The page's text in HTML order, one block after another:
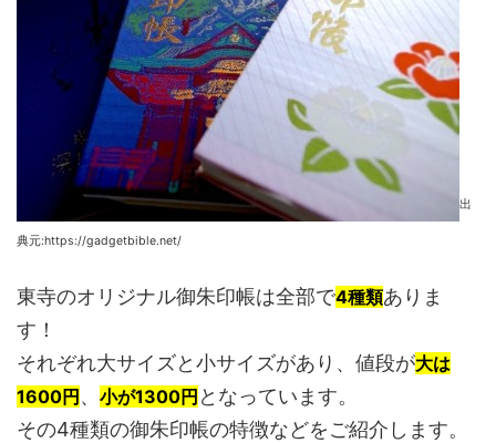
出
典元:https://gadgetbible.net/
東寺のオリジナル御朱印帳は全部で4種類ありま
す！
それぞれ大サイズと小サイズがあり、値段が大は
1600円 、 小が1300円 となっています。
その4種類の御朱印帳の特徴などをご紹介します。